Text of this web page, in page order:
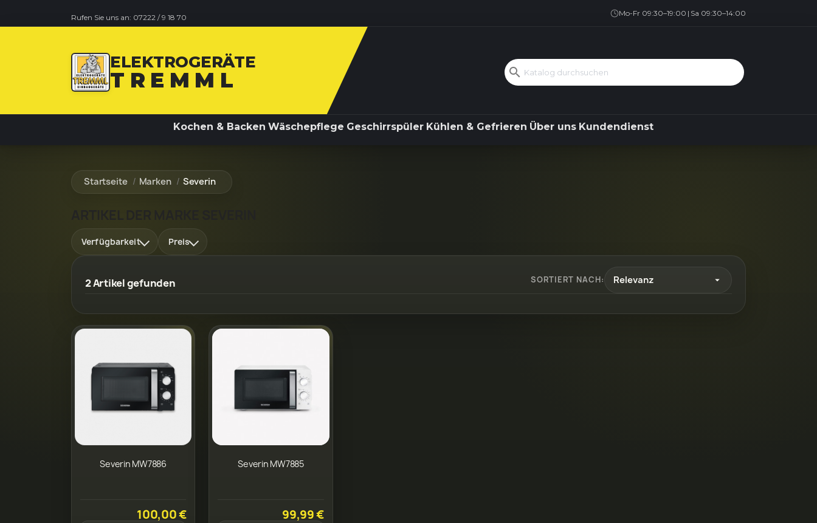
Rufen Sie uns an: 07222 / 9 18 70 Mo-Fr 09:30–19:00 | Sa 09:30–14:00
ELEKTROGERÄTE
TREMML search
Kochen & Backen Wäschepflege Geschirrspüler Kühlen & Gefrieren Über uns Kundendienst
Kühlen & Gefrieren
Startseite Marken Severin
Verfügbarkeit Preis
2 Artikel gefunden SORTIERT NACH: Relevanz 
Severin MW7886
100,00 €
Severin MW7885
99,99 €